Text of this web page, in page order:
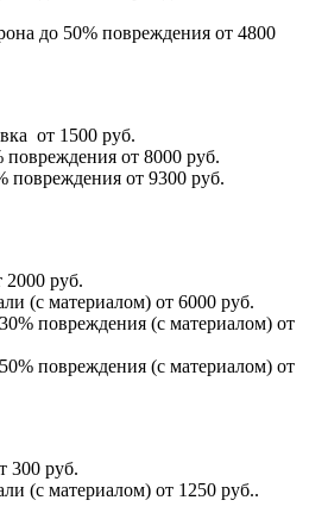
до 50% повреждения от 4800
от 1500 руб.
повреждения от 8000 руб.
повреждения от 9300 руб.
2000 руб.
(с материалом) от 6000 руб.
повреждения (с материалом) от
повреждения (с материалом) от
300 руб.
(с материалом) от 1250 руб..